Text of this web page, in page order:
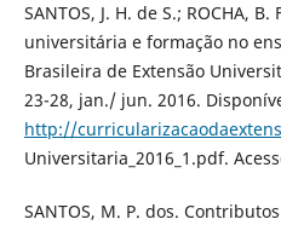
SANTOS, J. H. de S.; ROCHA, B.
universitária e formação no
Brasileira de Extensão
23-28, jan./ jun. 2016.
http://
Universitaria_2016_1.pdf.
SANTOS, M. P. dos.